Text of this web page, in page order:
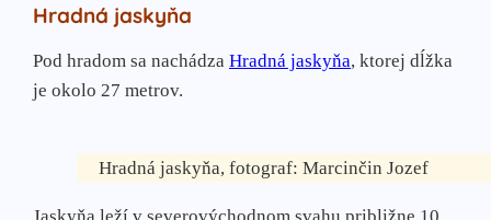
Hradná jaskyňa
Pod hradom sa nachádza Hradná jaskyňa, ktorej dĺžka
je okolo 27 metrov.
Hradná jaskyňa, fotograf: Marcinčin Jozef
Jaskyňa leží v severovýchodnom svahu približne 10